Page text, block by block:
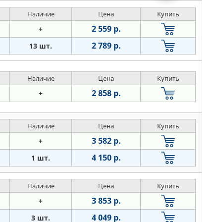
Наличие Цена Купить
+ 2 559 р.
13 шт. 2 789 р.
Наличие Цена Купить
+ 2 858 р.
Наличие Цена Купить
+ 3 582 р.
1 шт. 4 150 р.
Наличие Цена Купить
+ 3 853 р.
3 шт. 4 049 р.